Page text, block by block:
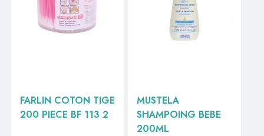
FARLIN COTON TIGE
200 PIECE BF 113 2
MUSTELA
SHAMPOING BEBE
200ML